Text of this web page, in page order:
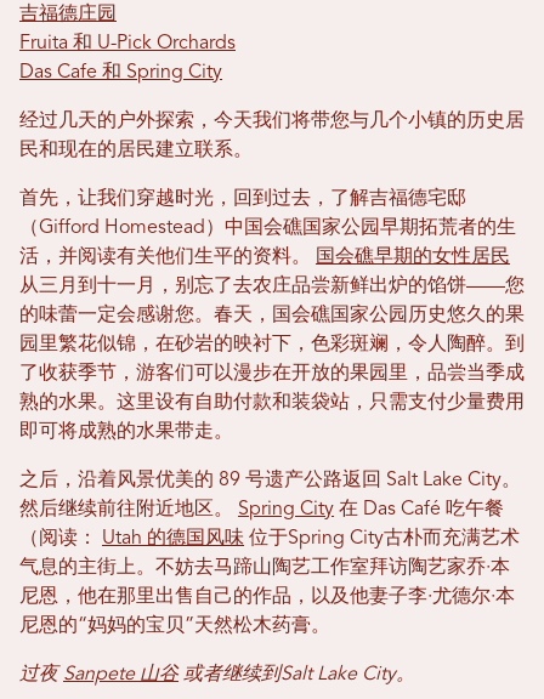
吉福德庄园
Fruita 和 U-Pick Orchards
Das Cafe 和 Spring City
经过几天的户外探索，今天我们将带您与几个小镇的历史居
民和现在的居民建立联系。
首先，让我们穿越时光，回到过去，了解吉福德宅邸
（Gifford Homestead）中国会礁国家公园早期拓荒者的生
活，并阅读有关他们生平的资料。
国会礁早期的女性居民
从三月到十一月，别忘了去农庄品尝新鲜出炉的馅饼——您
的味蕾一定会感谢您。春天，国会礁国家公园历史悠久的果
园里繁花似锦，在砂岩的映衬下，色彩斑斓，令人陶醉。到
了收获季节，游客们可以漫步在开放的果园里，品尝当季成
熟的水果。这里设有自助付款和装袋站，只需支付少量费用
即可将成熟的水果带走。
之后，沿着风景优美的 89 号遗产公路返回 Salt Lake City。
然后继续前往附近地区。 Spring City 在 Das Café 吃午餐
（阅读： Utah 的德国风味 位于Spring City古朴而充满艺术
气息的主街上。不妨去马蹄山陶艺工作室拜访陶艺家乔·本
尼恩，他在那里出售自己的作品，以及他妻子李·尤德尔·本
尼恩的“妈妈的宝贝”天然松木药膏。
过夜 Sanpete 山谷或者继续到Salt Lake City。